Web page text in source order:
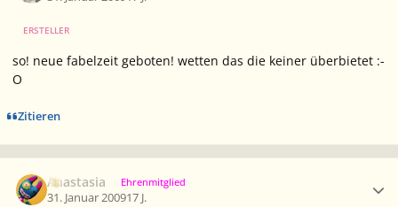
ERSTELLER
so! neue fabelzeit geboten! wetten das die keiner überbietet :-
O
Zitieren
Anastasia Ehrenmitglied
31. Januar 200917 J.